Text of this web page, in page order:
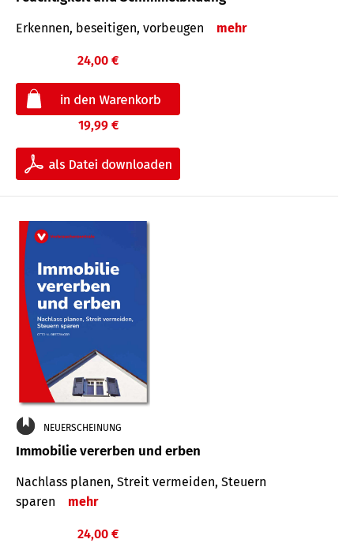
Erkennen, beseitigen, vorbeugen mehr
24,00 €
19,99 €
NEUERSCHEINUNG
Immobilie vererben und erben
Nachlass planen, Streit vermeiden, Steuern
sparen
mehr
24,00 €